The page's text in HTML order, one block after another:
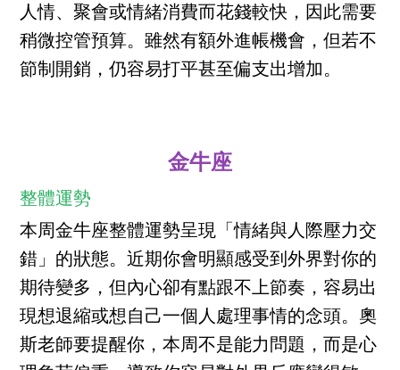
人情、聚會或情緒消費而花錢較快，因此需要
稍微控管預算。雖然有額外進帳機會，但若不
節制開銷，仍容易打平甚至偏支出增加。
金牛座
整體運勢
本周金牛座整體運勢呈現「情緒與人際壓力交
錯」的狀態。近期你會明顯感受到外界對你的
期待變多，但內心卻有點跟不上節奏，容易出
現想退縮或想自己一個人處理事情的念頭。奧
斯老師要提醒你，本周不是能力問題，而是心